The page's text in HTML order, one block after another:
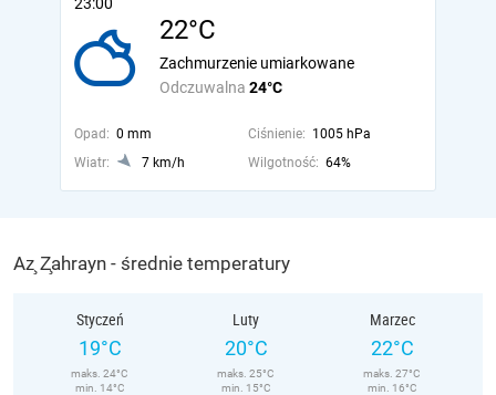
22°C
Odczuwalna 24°C
Zachmurzenie umiarkowane
Opad: 0 mm Ciśnienie: 1005 hPa
Wiatr:
7 km/h Wilgotność: 64%
Az̧ Z̧ahrayn - średnie temperatury
Styczeń
19°C
maks. 24°C
min. 14°C
Luty
20°C
maks. 25°C
min. 15°C
Marzec
22°C
maks. 27°C
min. 16°C